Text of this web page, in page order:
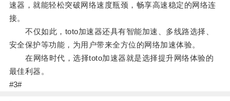
速器，就能轻松突破网络速度瓶颈，畅享高速稳定的网络连
接。
不仅如此，toto加速器还具有智能加速、多线路选择、
安全保护等功能，为用户带来全方位的网络加速体验。
在网络时代，选择toto加速器就是选择提升网络体验的
最佳利器。
#3#